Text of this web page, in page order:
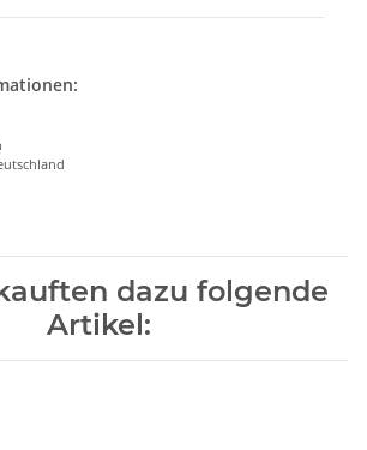
dazu folgende
Artikel: